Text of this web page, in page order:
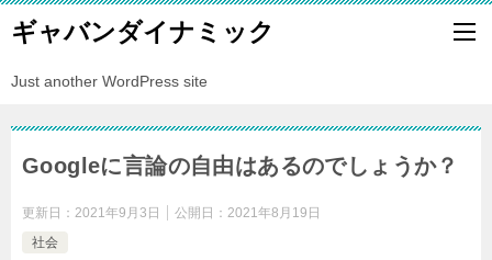
ギャバンダイナミック
Just another WordPress site
Googleに言論の自由はあるのでしょうか？
更新日： 2021年9月3日 公開日： 2021年8月19日
社会